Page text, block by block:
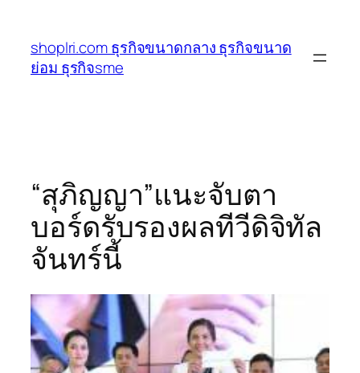
เนื้อหา
shoplri.com ธุรกิจขนาดกลาง ธุรกิจขนาด
ย่อม ธุรกิจsme
“สุภิญญา”แนะจับตา
บอร์ดรับรองผลทีวีดิจิทัล
จันทร์นี้